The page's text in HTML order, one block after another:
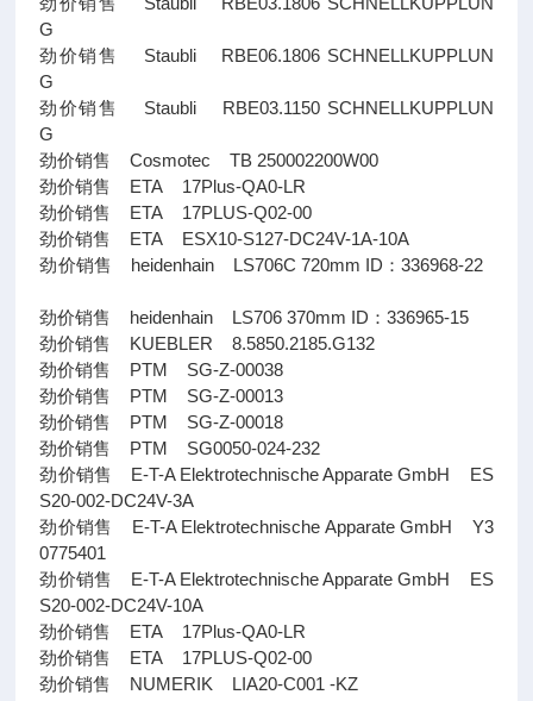
G
劲价销售 Staubli RBE06.1806 SCHNELLKUPPLUN
G
劲价销售 Staubli RBE03.1150 SCHNELLKUPPLUN
G
劲价销售 Cosmotec TB 250002200W00
劲价销售 ETA 17Plus-QA0-LR
劲价销售 ETA 17PLUS-Q02-00
劲价销售 ETA ESX10-S127-DC24V-1A-10A
劲价销售 heidenhain LS706C 720mm ID：336968-22
劲价销售 heidenhain LS706 370mm ID：336965-15
劲价销售 KUEBLER 8.5850.2185.G132
劲价销售 PTM SG-Z-00038
劲价销售 PTM SG-Z-00013
劲价销售 PTM SG-Z-00018
劲价销售 PTM SG0050-024-232
劲价销售 E-T-A Elektrotechnische Apparate GmbH ES
S20-002-DC24V-3A
劲价销售 E-T-A Elektrotechnische Apparate GmbH Y3
0775401
劲价销售 E-T-A Elektrotechnische Apparate GmbH ES
S20-002-DC24V-10A
劲价销售 ETA 17Plus-QA0-LR
劲价销售 ETA 17PLUS-Q02-00
劲价销售 NUMERIK LIA20-C001 -KZ